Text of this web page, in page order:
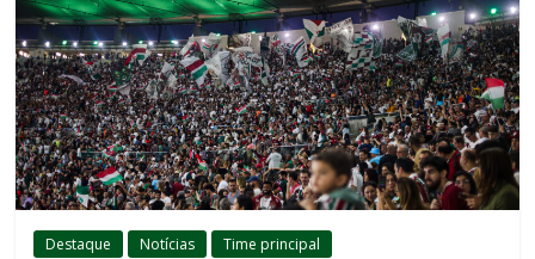
Destaque Notícias Time principal